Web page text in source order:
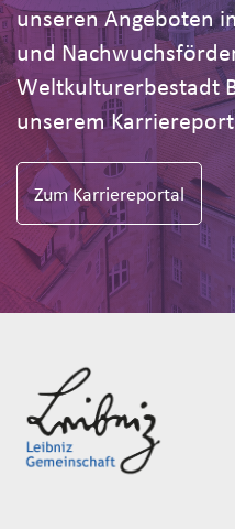
unseren Angeboten
und
Weltkulturerbestadt
unserem
Zum Karriereportal